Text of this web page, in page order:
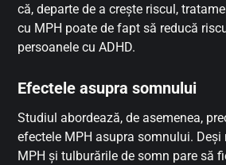
că, departe de a crește riscul,
cu MPH poate de fapt să reducă
persoanele cu ADHD.
Efectele asupra somnului
Studiul abordează, de asemenea,
efectele MPH asupra somnului. Deși
MPH și tulburările de somn pare să